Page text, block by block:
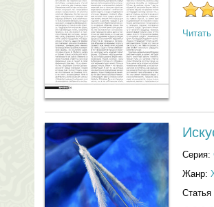
Читать
Серия:
Жанр: